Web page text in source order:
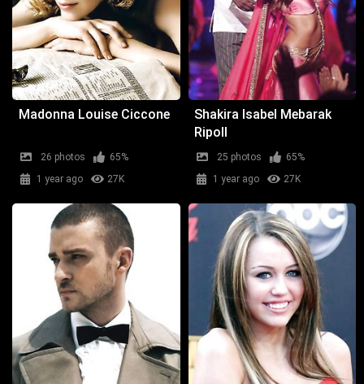
Madonna Louise Ciccone
26 photos
65%
1 year ago
27K
Shakira Isabel Mebarak
Ripoll
25 photos
65%
1 year ago
27K